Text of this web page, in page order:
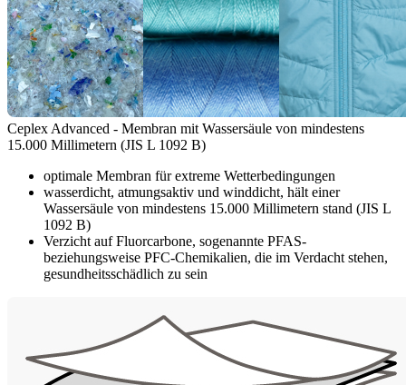
Ceplex Advanced - Membran mit Wassersäule von mindestens
15.000 Millimetern (JIS L 1092 B)
optimale Membran für extreme Wetterbedingungen
wasserdicht, atmungsaktiv und winddicht, hält einer
Wassersäule von mindestens 15.000 Millimetern stand (JIS L
1092 B)
Verzicht auf Fluorcarbone, sogenannte PFAS-
beziehungsweise PFC-Chemikalien, die im Verdacht stehen,
gesundheitsschädlich zu sein